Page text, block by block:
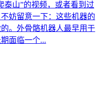
泰山”的视频，或者看到过
妨留意一下：这些机器的
。外骨骼机器人最早用于
面临一个...